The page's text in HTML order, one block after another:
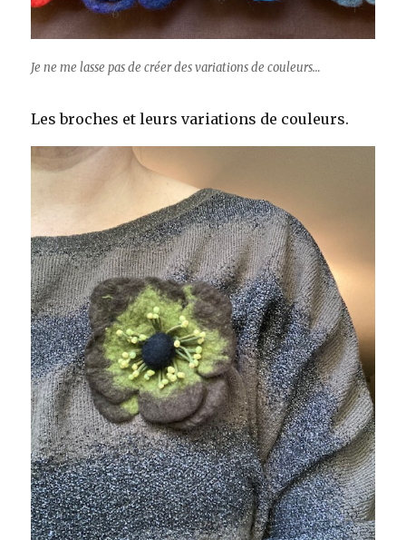
Je ne me lasse pas de créer des variations de couleurs…
Les broches et leurs variations de couleurs.